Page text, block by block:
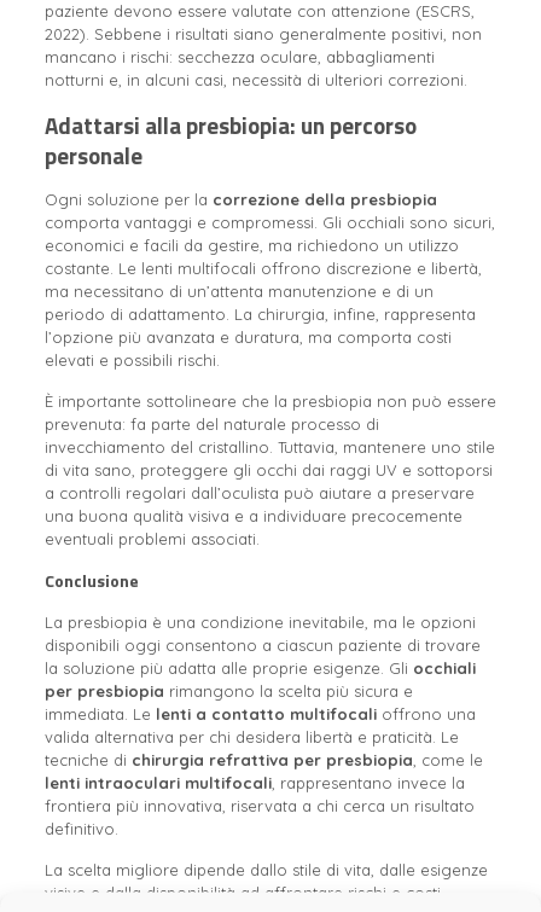
paziente devono essere valutate con attenzione (ESCRS,
2022). Sebbene i risultati siano generalmente positivi, non
mancano i rischi: secchezza oculare, abbagliamenti
notturni e, in alcuni casi, necessità di ulteriori correzioni.
Adattarsi alla presbiopia: un percorso
personale
Ogni soluzione per la correzione della presbiopia
comporta vantaggi e compromessi. Gli occhiali sono sicuri,
economici e facili da gestire, ma richiedono un utilizzo
costante. Le lenti multifocali offrono discrezione e libertà,
ma necessitano di un’attenta manutenzione e di un
periodo di adattamento. La chirurgia, infine, rappresenta
l’opzione più avanzata e duratura, ma comporta costi
elevati e possibili rischi.
È importante sottolineare che la presbiopia non può essere
prevenuta: fa parte del naturale processo di
invecchiamento del cristallino. Tuttavia, mantenere uno stile
di vita sano, proteggere gli occhi dai raggi UV e sottoporsi
a controlli regolari dall’oculista può aiutare a preservare
una buona qualità visiva e a individuare precocemente
eventuali problemi associati.
Conclusione
La presbiopia è una condizione inevitabile, ma le opzioni
disponibili oggi consentono a ciascun paziente di trovare
la soluzione più adatta alle proprie esigenze. Gli occhiali
per presbiopia rimangono la scelta più sicura e
immediata. Le lenti a contatto multifocalioffrono una
valida alternativa per chi desidera libertà e praticità. Le
tecniche di chirurgia refrattiva per presbiopia , come le
lenti intraoculari multifocali, rappresentano invece la
frontiera più innovativa, riservata a chi cerca un risultato
definitivo.
La scelta migliore dipende dallo stile di vita, dalle esigenze
visive e dalla disponibilità ad affrontare rischi e costi